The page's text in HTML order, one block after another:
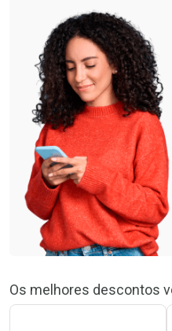
Ver Desconto
Os melhores descontos